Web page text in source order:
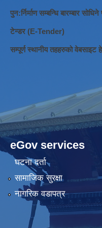
पुन:र्निर्माण सम्बन्धि बारम्बार
टेन्डर (E-Tender)
सम्पूर्ण स्थानीय तहहरुको वेबसाइट
eGov services
घटना दर्ता
सामाजिक सुरक्षा
नागरिक वडापत्र